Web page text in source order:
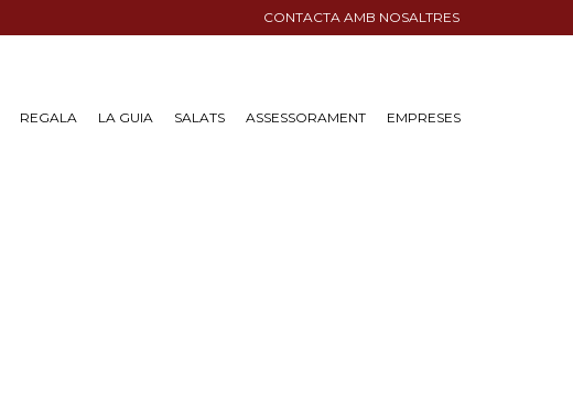
CONTACTA AMB NOSALTRES
REGALA LA GUIA SALATS ASSESSORAMENT EMPRESES